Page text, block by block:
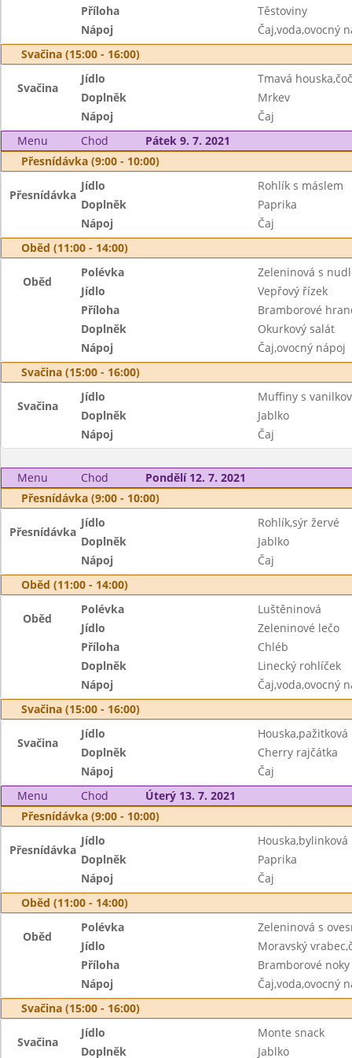
Příloha
Těstoviny
Nápoj
Čaj,voda,ovocný
Svačina (15:00 - 16:00)
Svačina
Jídlo
Tmavá
Doplněk
Mrkev
Nápoj
Čaj
Menu
Chod
Pátek 9. 7. 2021
Přesnídávka (9:00 - 10:00)
Přesnídávka
Jídlo
Rohlík s máslem
Doplněk
Paprika
Nápoj
Čaj
Oběd (11:00 - 14:00)
Oběd
Polévka
Zeleninová s
Jídlo
Vepřový řízek
Příloha
Bramborové
Doplněk
Okurkový salát
Nápoj
Čaj,ovocný nápoj
Svačina (15:00 - 16:00)
Svačina
Jídlo
Muffiny s
Doplněk
Jablko
Nápoj
Čaj
Menu Chod
Pondělí 12. 7. 2021
Přesnídávka (9:00 - 10:00)
Přesnídávka
Jídlo
Rohlík,sýr žervé
Doplněk
Jablko
Nápoj
Čaj
Oběd (11:00 - 14:00)
Oběd
Polévka
Luštěninová
Jídlo
Zeleninové lečo
Příloha
Chléb
Doplněk
Linecký rohlíček
Nápoj
Čaj,voda,ovocný
Svačina (15:00 - 16:00)
Svačina
Jídlo
Doplněk
Cherry rajčátka
Nápoj
Čaj
Menu
Chod
Úterý 13. 7. 2021
Přesnídávka (9:00 - 10:00)
Přesnídávka
Jídlo
Doplněk
Paprika
Nápoj
Čaj
Oběd (11:00 - 14:00)
Oběd
Polévka
Zeleninová s
Jídlo
Moravský
Příloha
Bramborové noky
Nápoj
Čaj,voda,ovocný
Svačina (15:00 - 16:00)
Svačina
Jídlo
Monte snack
Doplněk
Jablko